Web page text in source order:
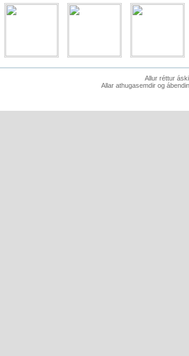
Allur réttur
Allar athugasemdir og